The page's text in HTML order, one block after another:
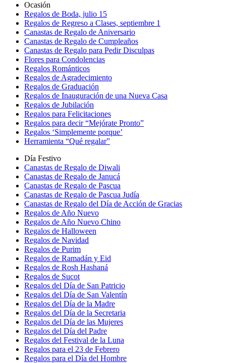
Ocasión
Regalos de Boda, julio 15
Regalos de Regreso a Clases, septiembre 1
Canastas de Regalo de Aniversario
Canastas de Regalo de Cumpleaños
Canastas de Regalo para Pedir Disculpas
Flores para Condolencias
Regalos Románticos
Regalos de Agradecimiento
Regalos de Graduación
Regalos de Inauguración de una Nueva Casa
Regalos de Jubilación
Regalos para Felicitaciones
Regalos para decir “Mejórate Pronto”
Regalos ‘Simplemente porque’
Herramienta “Qué regalar”
Día Festivo
Canastas de Regalo de Diwali
Canastas de Regalo de Janucá
Canastas de Regalo de Pascua
Canastas de Regalo de Pascua Judía
Canastas de Regalo del Día de Acción de Gracias
Regalos de Año Nuevo
Regalos de Año Nuevo Chino
Regalos de Halloween
Regalos de Navidad
Regalos de Purim
Regalos de Ramadán y Eid
Regalos de Rosh Hashaná
Regalos de Sucot
Regalos del Día de San Patricio
Regalos del Día de San Valentín
Regalos del Día de la Madre
Regalos del Día de la Secretaria
Regalos del Día de las Mujeres
Regalos del Día del Padre
Regalos del Festival de la Luna
Regalos para el 23 de Febrero
Regalos para el Día del Hombre